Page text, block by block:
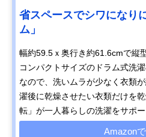
省スペースでシワになり
ム」
幅約59.5ｘ奥行き約61.6cmで縦
コンパクトサイズのドラム式洗
なので、洗いムラが少なく衣類
濯後に乾燥させたい衣類だけを
転」が一人暮らしの洗濯をサポー
Amazon